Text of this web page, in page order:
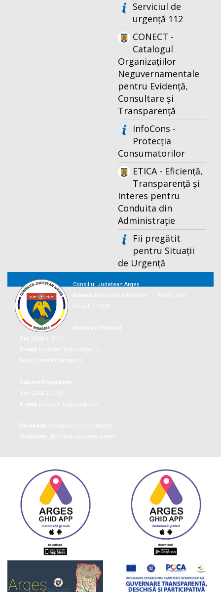
Serviciul de
urgență 112
CONECT -
Catalogul
Organizațiilor
Neguvernamentale
pentru Evidență,
Consultare și
Transparență
InfoCons -
Protecția
Consumatorilor
ETICA - Eficiență,
Transparență și
Interes pentru
Conduita din
Administrație
Fii pregătit
pentru Situații
de Urgență
Consiliul Județean Argeș